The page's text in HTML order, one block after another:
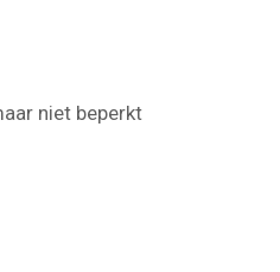
niet beperkt